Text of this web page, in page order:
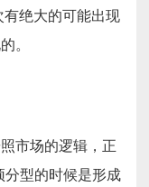
绝大的可能出现
。
市场的逻辑，正
分型的时候是形成